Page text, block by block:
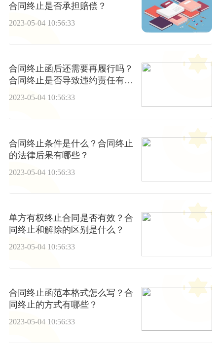
合同终止是否承担赔偿？
2023-05-04 10:56:33
合同终止函后还需要再履行吗？
合同终止是否导致违约责任有哪
些？
2023-05-04 10:56:33
合同终止条件是什么？合同终止
的法律后果有哪些？
2023-05-04 10:56:33
单方有权终止合同是否有效？合
同终止和解除的区别是什么？
2023-05-04 10:56:33
合同终止函范本格式怎么写？合
同终止的方式有哪些？
2023-05-04 10:56:33